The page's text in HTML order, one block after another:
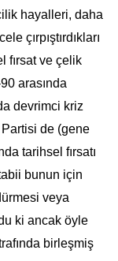
hayalleri, daha
çırpıştırdıkları
fırsat ve çelik
arasında
devrimci kriz
de (gene
tarihsel fırsatı
bunun için
veya
ki ancak öyle
birleşmiş